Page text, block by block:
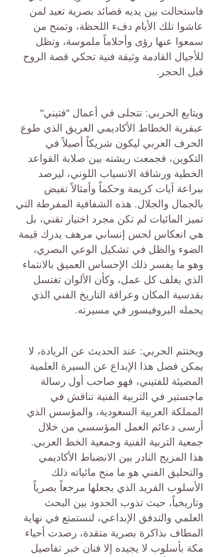
فاستحالت بين يديه قصائد بصرية تعيد لمن
عاشوا تلك الأيام دفء اللحظة، وتمنح من
سمعوا عنها رؤى وأحلاماً ملموسة، وتظل
للأجيال القادمة وثيقة فنية تحكي قصة الروح
قبل الحجر.
ويتابع الحربي: تتجلى في أعمال "فتيني"
عبقرية الخطاط الأكاديمي العريق الذي طوع
الحرف العربي ليكون شريكاً أصيلاً في
التكوين، فجمعت ريشته بين صلابة القواعد
الخطية ورشاقة الانسياب اللوني، ليرصد
ببراعة آيات كريمة وحكماً وأمثالاً تفيض
بالجمال والجلال. هذه الشفافية المفرطة التي
تميز المائيات لم تكن مجرد اختيار تقني، بل
هي انعكاس لحس إنساني مرهف يدرك قيمة
الضوء والظل في تشكيل الوعي البصري،
وهو ما يفسر ذلك الإحساس العميق بالانتماء
الذي يغلف كل عمل، وكأن الألوان تغتسل
بقدسية المكان وعراقة التاريخ الفني الذي
يحمله البروفيسور في مسيرته.
ويختتم الحربي: عند الحديث عن الريادة، لا
يمكن فصل هذا الإبداع عن السيرة العلمية
المضيئة للفتيني، فهو صاحب أول رسالة
ماجستير في التربية الفنية تناقش في
المملكة العربية السعودية، والمؤسس الذي
أرسى دعائم العمل المؤسسي من خلال
جمعية التربية الفنية وجمعية الخط العربي.
هذا المزيج النادر بين الانضباط الأكاديمي
والتحليق الفني هو ما منح مائياته ذلك
الأسلوب الفريد الذي يجعلها مرجعاً بصرياً
وتاريخياً، حيث تذوب الحدود بين البحث
العلمي والتدفق الإبداعي، لنستمتع في نهاية
المطاف بذاكرة بصرية متقدة، رصدت أحياء
مكة بأسلوب لا يجيده إلا فنان خبر تفاصيل